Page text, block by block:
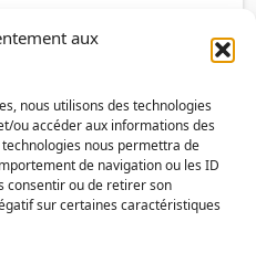
aux
nous utilisons des technologies
ou accéder aux informations des
nous permettra de
de navigation ou les ID
consentir ou de retirer son
sur certaines caractéristiques